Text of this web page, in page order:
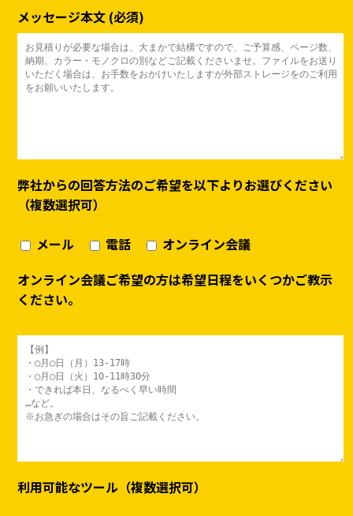
メッセージ本文 (必須)
弊社からの回答方法のご希望を以下よりお選びください
（複数選択可）
メール 電話
オンライン会議
オンライン会議ご希望の方は希望日程をいくつかご教示
ください。
利用可能なツール（複数選択可）